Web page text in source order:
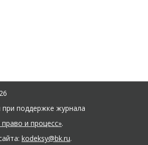
при поддержке журнала
и процесс».
kodeksy@bk.ru.